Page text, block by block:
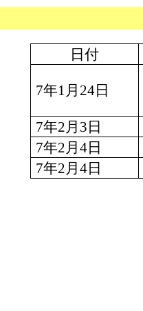
日付
7年1月 24日
7年2月 3 日
7年2月4日
7年2月4日